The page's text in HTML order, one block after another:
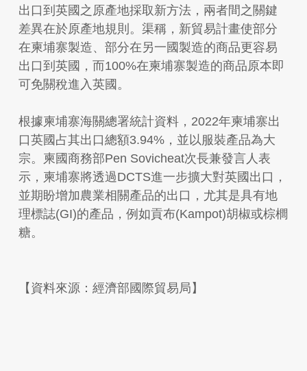
出口到英國之原產地採取新方法，兩者間之關鍵
差異在於原產地規則。渠稱，新貿易計畫使部分
在柬埔寨製造、部分在另一國製造的商品更容易
出口到英國，而100%在柬埔寨製造的商品原本即
可免關稅進入英國。
根據柬埔寨海關總署統計資料，2022年柬埔寨出
口英國占其出口總額3.94%，並以服裝產品為大
宗。柬國商務部Pen Sovicheat次長兼發言人表
示，柬埔寨將透過DCTS進一步擴大對英國出口，
並期盼增加農業相關產品的出口，尤其是具有地
理標誌(GI)的產品，例如貢布(Kampot)胡椒或棕櫚
糖。
【資料來源：經濟部國際貿易局】